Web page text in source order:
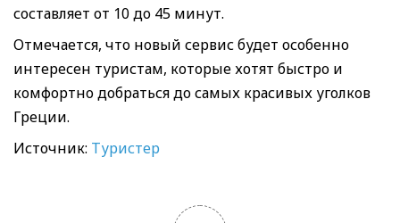
составляет от 10 до 45 минут.
Отмечается, что новый сервис будет особенно
интересен туристам, которые хотят быстро и
комфортно добраться до самых красивых уголков
Греции.
Источник: Туристер